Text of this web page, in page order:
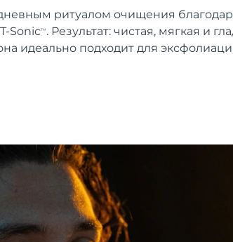
ритуалом очищения
SonicTM . Результат: чистая, мягкая и
идеально подходит для